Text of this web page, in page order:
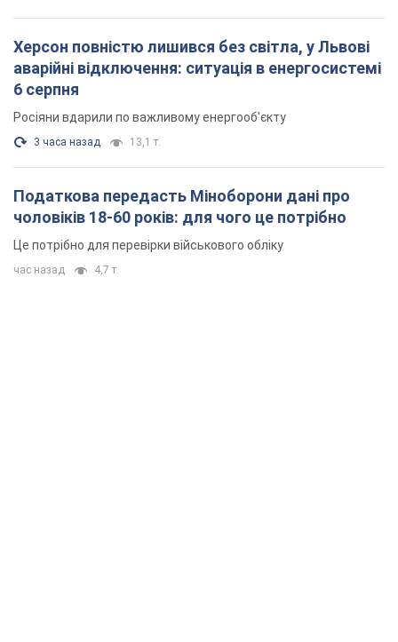
Херсон повністю лишився без світла, у Львові
аварійні відключення: ситуація в енергосистемі
6 серпня
Росіяни вдарили по важливому енергооб'єкту
3 часа назад 13,1 т.
Податкова передасть Міноборони дані про
чоловіків 18-60 років: для чого це потрібно
Це потрібно для перевірки військового обліку
час назад 4,7 т.